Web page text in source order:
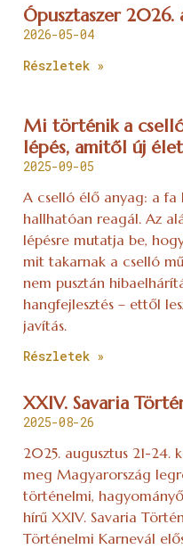
Ópusztaszer 2026.
2026-05-04
Részletek »
Mi történik a
lépés, amitől új
2025-09-05
A cselló élő anyag: a fa
hallhatóan reagál. Az
lépésre mutatja be,
mit takarnak a cselló
nem pusztán
hangfejlesztés – ettől
javítás.
Részletek »
XXIV. Savaria
2025-08-26
2025. augusztus 21-24.
meg Magyarország
történelmi,
hírű XXIV. Savaria
Történelmi Karnevál